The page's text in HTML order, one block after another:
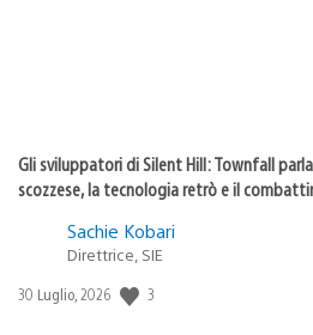
Gli sviluppatori di Silent Hill: Townfall
scozzese, la tecnologia retrò e il
Sachie Kobari
Direttrice, SIE
Data
30 Luglio, 2026 3